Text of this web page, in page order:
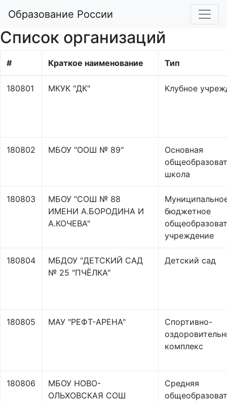
Образование России
Список организаций
# Краткое наименование Тип
180801 МКУК "ДК" Клубное
180802 МБОУ "ООШ № 89"
Основная
школа
180803
МБОУ "СОШ № 88
ИМЕНИ А.БОРОДИНА И
А.КОЧЕВА"
бюджетное
учреждение
180804
МБДОУ "ДЕТСКИЙ САД
№ 25 "ПЧЁЛКА"
Детский сад
180805 МАУ "РЕФТ-АРЕНА"
Спортивно-
комплекс
180806
МБОУ НОВО-
ОЛЬХОВСКАЯ СОШ
Средняя